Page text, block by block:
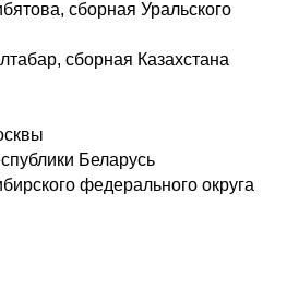
сборная Уральского
сборная Казахстана
Беларусь
федерального округа